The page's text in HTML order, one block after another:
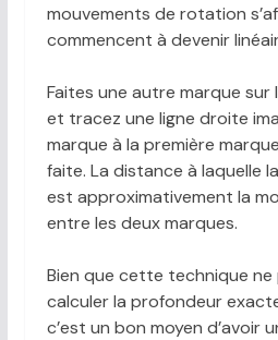
mouvements de rotation
commencent à devenir
Faites une autre marque
et tracez une ligne droite
marque à la première
faite. La distance à laquelle
est approximativement la
entre les deux marques.
Bien que cette technique
calculer la profondeur
c’est un bon moyen d’avoir